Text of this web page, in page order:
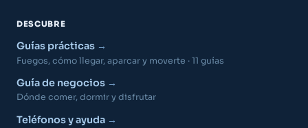
DESCUBRE
Guías prácticas
Fuegos, cómo llegar, aparcar y moverte · 11 guías
Guía de negocios
Dónde comer, dormir y disfrutar
Teléfonos y ayuda